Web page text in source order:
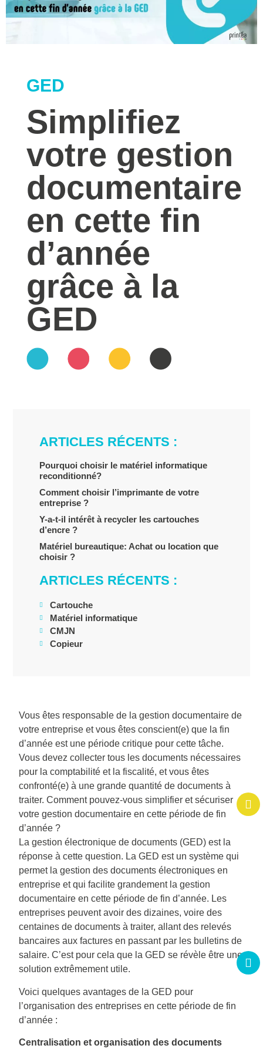
GED
Simplifiez
votre gestion
documentaire
en cette fin
d’année
grâce à la
GED
ARTICLES RÉCENTS :
Pourquoi choisir le matériel informatique
reconditionné?
Comment choisir l’imprimante de votre
entreprise ?
Y-a-t-il intérêt à recycler les cartouches
d’encre ?
Matériel bureautique: Achat ou location que
choisir ?
ARTICLES RÉCENTS :
Cartouche
Matériel informatique
CMJN
Copieur
Vous êtes responsable de la gestion documentaire de
votre entreprise et vous êtes conscient(e) que la fin
d’année est une période critique pour cette tâche.
Vous devez collecter tous les documents nécessaires
pour la comptabilité et la fiscalité, et vous êtes
confronté(e) à une grande quantité de documents à
traiter. Comment pouvez-vous simplifier et sécuriser
votre gestion documentaire en cette période de fin
d’année ?
La gestion électronique de documents (GED) est la
réponse à cette question. La GED est un système qui
permet la gestion des documents électroniques en
entreprise et qui facilite grandement la gestion
documentaire en cette période de fin d’année. Les
entreprises peuvent avoir des dizaines, voire des
centaines de documents à traiter, allant des relevés
bancaires aux factures en passant par les bulletins de
salaire. C’est pour cela que la GED se révèle être une
solution extrêmement utile.
Voici quelques avantages de la GED pour
l’organisation des entreprises en cette période de fin
d’année :
Centralisation et organisation des documents